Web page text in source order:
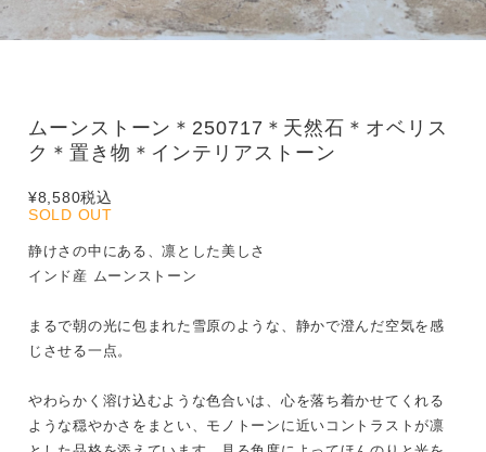
ムーンストーン＊250717＊天然石＊オベリス
ク＊置き物＊インテリアストーン
¥8,580税込
SOLD OUT
静けさの中にある、凛とした美しさ
インド産 ムーンストーン
まるで朝の光に包まれた雪原のような、静かで澄んだ空気を感
じさせる一点。
やわらかく溶け込むような色合いは、心を落ち着かせてくれる
ような穏やかさをまとい、モノトーンに近いコントラストが凛